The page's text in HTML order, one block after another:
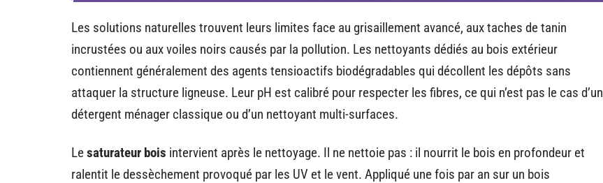
Les solutions naturelles trouvent leurs limites face au grisaillement avancé, aux taches de tanin
incrustées ou aux voiles noirs causés par la pollution. Les nettoyants dédiés au bois extérieur
contiennent généralement des agents tensioactifs biodégradables qui décollent les dépôts sans
attaquer la structure ligneuse. Leur pH est calibré pour respecter les fibres, ce qui n’est pas le cas d’un
détergent ménager classique ou d’un nettoyant multi-surfaces.
Lesaturateur bois intervient après le nettoyage. Il ne nettoie pas : il nourrit le bois en profondeur et
ralentit le dessèchement provoqué par les UV et le vent. Appliqué une fois par an sur un bois